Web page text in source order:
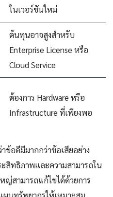
ในเวอร์ชันใหม่
ต้นทุนอาจสูงสำหรับ
Enterprise License หรือ
Cloud Service
ต้องการ Hardware หรือ
Infrastructure ที่เพียงพอ
ข้อดีมีมากกว่าข้อเสียอย่าง
สิทธิภาพและความสามารถใน
ญ่สามารถแก้ไขได้ด้วยการ
ผนทรัพยากรให้เหมาะสม